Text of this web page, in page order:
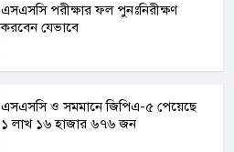
এসএসসি পরীক্ষার ফল পুনঃনিরীক্ষণ
করবেন যেভাবে
এসএসসি ও সমমানে জিপিএ-৫ পেয়েছে
১ লাখ ১৬ হাজার ৬৭৬ জন